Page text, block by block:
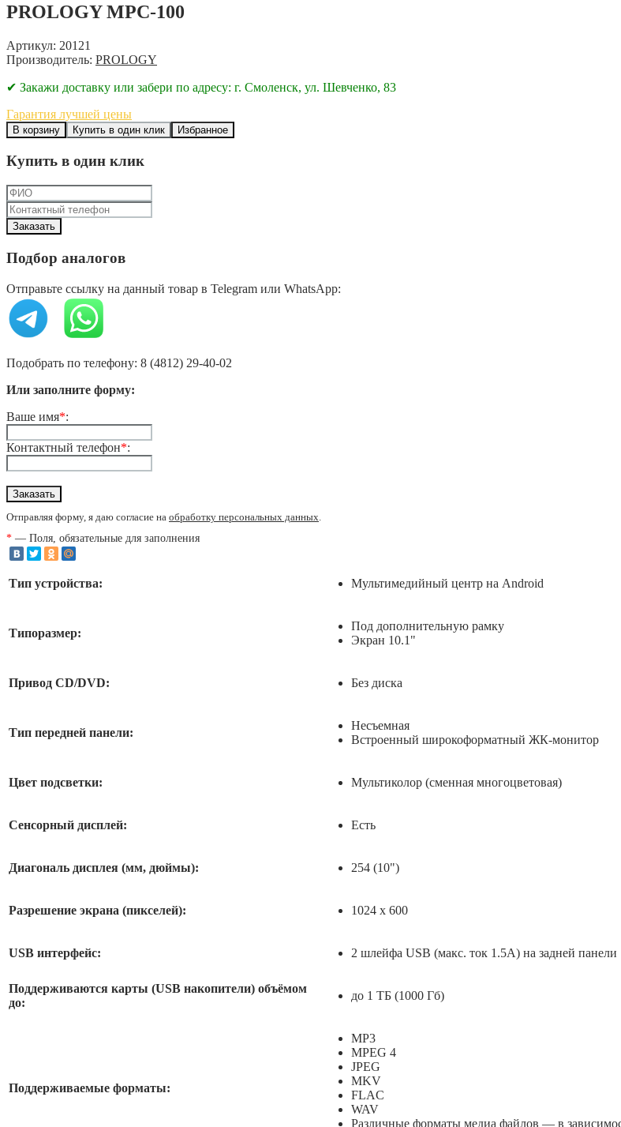
PROLOGY MPC-100
Артикул: 20121
Производитель: PROLOGY
✔ Закажи доставку или забери по адресу: г. Смоленск, ул. Шевченко, 83
Гарантия лучшей цены
В корзину Купить в один клик Избранное
Купить в один клик
Подбор аналогов
Отправьте ссылку на данный товар в Telegram или WhatsApp:
Подобрать по телефону: 8 (4812) 29-40-02
Или заполните форму:
Ваше имя*:
Контактный телефон*:
Отправляя форму, я даю согласие на обработку персональных данных.
* — Поля, обязательные для заполнения
Тип устройства: Мультимедийный центр на Android
Типоразмер:
Под дополнительную рамку
Экран 10.1"
Привод CD/DVD: Без диска
Тип передней панели:
Несъемная
Встроенный широкоформатный ЖК-монитор
Цвет подсветки: Мультиколор (сменная многоцветовая)
Сенсорный дисплей: Есть
Диагональ дисплея (мм, дюймы): 254 (10")
Разрешение экрана (пикселей): 1024 х 600
USB интерфейс: 2 шлейфа USB (макс. ток 1.5А) на задней панели
Поддерживаются карты (USB накопители) объёмом
до:
до 1 ТБ (1000 Гб)
Поддерживаемые форматы:
MP3
MPEG 4
JPEG
MKV
FLAC
WAV
Различные форматы медиа файлов — в